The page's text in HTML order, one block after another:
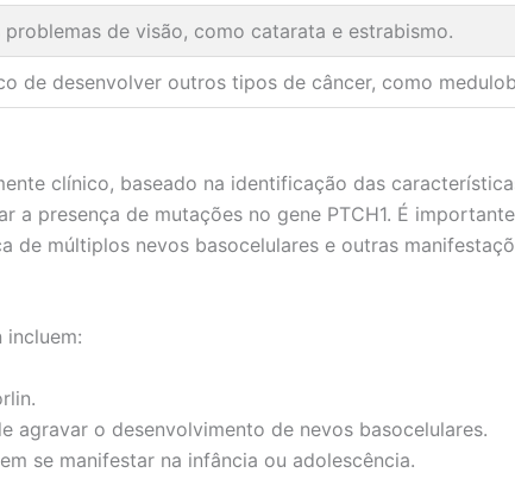
problemas de visão, como catarata e estrabismo.
de desenvolver outros tipos de câncer, como
clínico, baseado na identificação das
a presença de mutações no gene PTCH1. É
de múltiplos nevos basocelulares e outras
incluem:
agravar o desenvolvimento de nevos basocelulares.
se manifestar na infância ou adolescência.